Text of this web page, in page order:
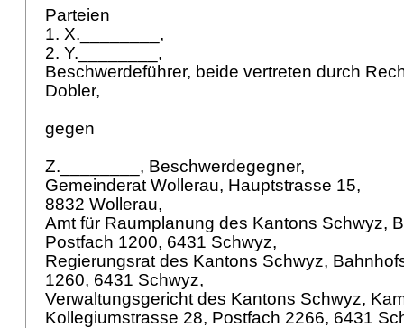
Parteien
1. X.________,
2. Y.________,
Beschwerdeführer, beide vertreten durch
Dobler,
gegen
Z.________, Beschwerdegegner,
Gemeinderat Wollerau, Hauptstrasse 15,
8832 Wollerau,
Amt für Raumplanung des Kantons Schwyz,
Postfach 1200, 6431 Schwyz,
Regierungsrat des Kantons Schwyz,
1260, 6431 Schwyz,
Verwaltungsgericht des Kantons Schwyz,
Kollegiumstrasse 28, Postfach 2266, 6431